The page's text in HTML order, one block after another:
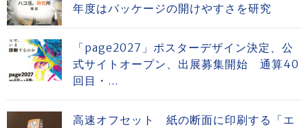
年度はパッケージの開けやすさを研究
「page2027」ポスターデザイン決定、公
式サイトオープン、出展募集開始 通算40
回目・...
高速オフセット 紙の断面に印刷する「エ